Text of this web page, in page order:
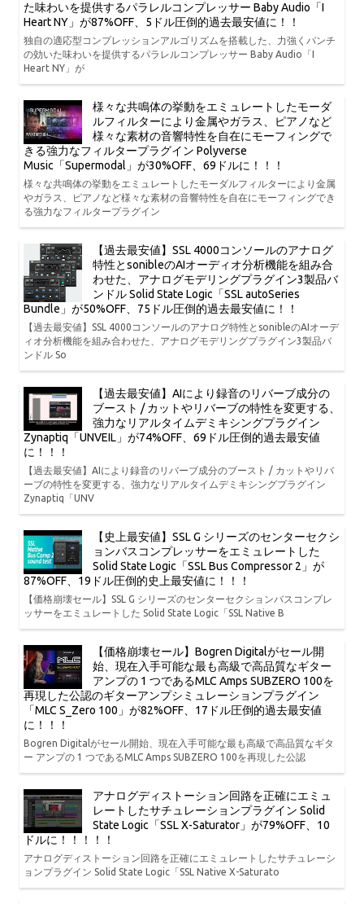
た味わいを提供するパラレルコンプレッサー Baby Audio「I
Heart NY」が87%OFF、5ドル圧倒的過去最安値に！！
独自の適応型コンプレッションアルゴリズムを搭載した、力強くパンチ
の効いた味わいを提供するパラレルコンプレッサー Baby Audio「I
Heart NY」が
様々な共鳴体の挙動をエミュレートしたモーダ
ルフィルターにより金属やガラス、ピアノなど
様々な素材の音響特性を自在にモーフィングで
きる強力なフィルタープラグイン Polyverse
Music「Supermodal」が30%OFF、69ドルに！！！
様々な共鳴体の挙動をエミュレートしたモーダルフィルターにより金属
やガラス、ピアノなど様々な素材の音響特性を自在にモーフィングでき
る強力なフィルタープラグイン
【過去最安値】SSL 4000コンソールのアナログ
特性とsonibleのAIオーディオ分析機能を組み合
わせた、アナログモデリングプラグイン3製品バ
ンドル Solid State Logic「SSL autoSeries
Bundle」が50%OFF、75ドル圧倒的過去最安値に！！
【過去最安値】SSL 4000コンソールのアナログ特性とsonibleのAIオーデ
ィオ分析機能を組み合わせた、アナログモデリングプラグイン3製品バ
ンドル So
【過去最安値】AIにより録音のリバーブ成分の
ブースト / カットやリバーブの特性を変更する、
強力なリアルタイムデミキシングプラグイン
Zynaptiq「UNVEIL」が74%OFF、69ドル圧倒的過去最安値
に！！！
【過去最安値】AIにより録音のリバーブ成分のブースト / カットやリバ
ーブの特性を変更する、強力なリアルタイムデミキシングプラグイン
Zynaptiq「UNV
【史上最安値】SSL G シリーズのセンターセクシ
ョンバスコンプレッサーをエミュレートした
Solid State Logic「SSL Bus Compressor 2」が
87%OFF、19ドル圧倒的史上最安値に！！！
【価格崩壊セール】SSL G シリーズのセンターセクションバスコンプレ
ッサーをエミュレートした Solid State Logic「SSL Native B
【価格崩壊セール】Bogren Digitalがセール開
始、現在入手可能な最も高級で高品質なギター
アンプの 1 つであるMLC Amps SUBZERO 100を
再現した公認のギターアンプシミュレーションプラグイン
「MLC S_Zero 100」が82%OFF、17ドル圧倒的過去最安値
に！！！
Bogren Digitalがセール開始、現在入手可能な最も高級で高品質なギタ
ー アンプの 1 つであるMLC Amps SUBZERO 100を再現した公認
アナログディストーション回路を正確にエミュ
レートしたサチュレーションプラグイン Solid
State Logic「SSL X-Saturator」が79%OFF、10
ドルに！！！！！
アナログディストーション回路を正確にエミュレートしたサチュレーシ
ョンプラグイン Solid State Logic「SSL Native X-Saturato